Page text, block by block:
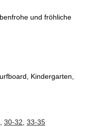
und fröhliche
Kindergarten,
, 30-32, 33-35